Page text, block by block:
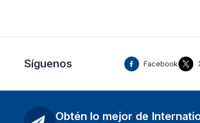
Síguenos Facebook
Obtén lo mejor de